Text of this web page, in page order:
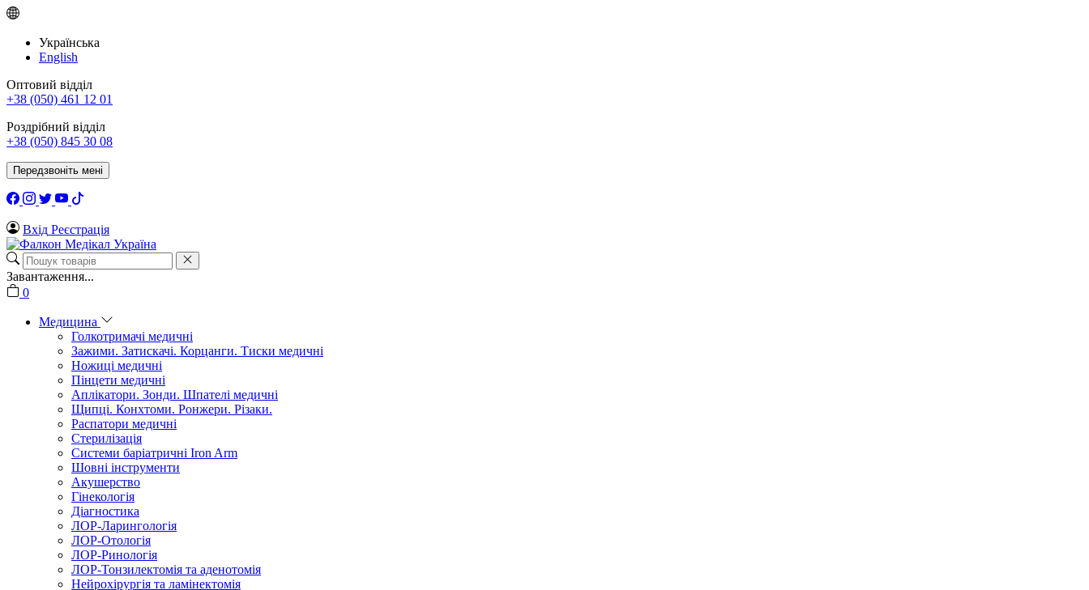
Українська
English
Оптовий відділ
+38 (050) 461 12 01
Роздрібний відділ
+38 (050) 845 30 08
Передзвоніть мені
Вхід Реєстрація
Завантаження...
0
Медицина
Голкотримачі медичні
Зажими. Затискачі. Корцанги. Тиски медичні
Ножиці медичні
Пінцети медичні
Аплікатори. Зонди. Шпателі медичні
Щипці. Конхтоми. Ронжери. Різаки.
Распатори медичні
Стерилізація
Системи баріатричні Iron Arm
Шовні інструменти
Акушерство
Гінекологія
Діагностика
ЛОР-Ларингологія
ЛОР-Отологія
ЛОР-Ринологія
ЛОР-Тонзилектомія та аденотомія
Нейрохірургія та ламінектомія